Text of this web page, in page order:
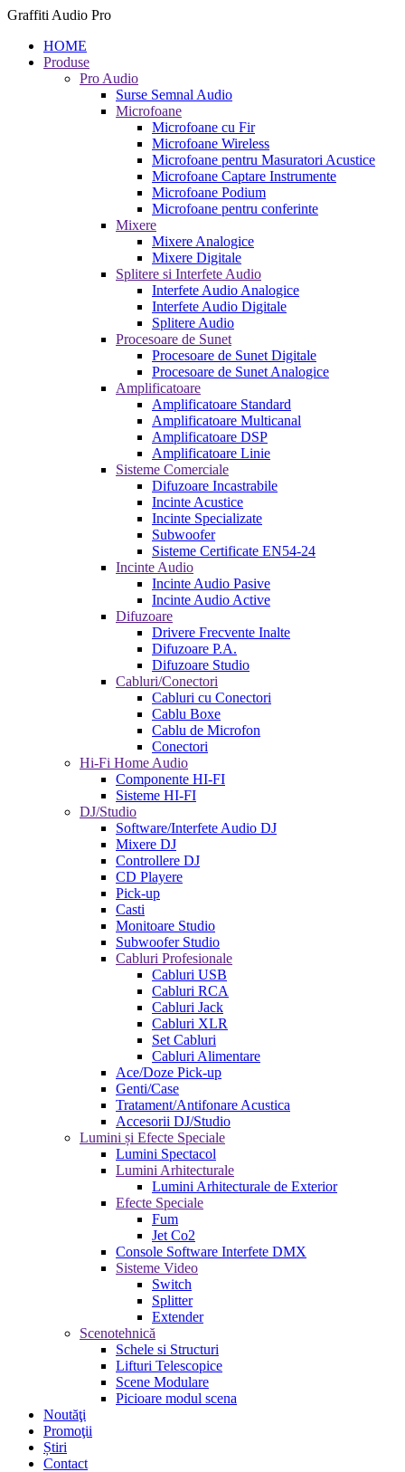
Graffiti Audio Pro
HOME
Produse
Pro Audio
Surse Semnal Audio
Microfoane
Microfoane cu Fir
Microfoane Wireless
Microfoane pentru Masuratori Acustice
Microfoane Captare Instrumente
Microfoane Podium
Microfoane pentru conferinte
Mixere
Mixere Analogice
Mixere Digitale
Splitere si Interfete Audio
Interfete Audio Analogice
Interfete Audio Digitale
Splitere Audio
Procesoare de Sunet
Procesoare de Sunet Digitale
Procesoare de Sunet Analogice
Amplificatoare
Amplificatoare Standard
Amplificatoare Multicanal
Amplificatoare DSP
Amplificatoare Linie
Sisteme Comerciale
Difuzoare Incastrabile
Incinte Acustice
Incinte Specializate
Subwoofer
Sisteme Certificate EN54-24
Incinte Audio
Incinte Audio Pasive
Incinte Audio Active
Difuzoare
Drivere Frecvente Inalte
Difuzoare P.A.
Difuzoare Studio
Cabluri/Conectori
Cabluri cu Conectori
Cablu Boxe
Cablu de Microfon
Conectori
Hi-Fi Home Audio
Componente HI-FI
Sisteme HI-FI
DJ/Studio
Software/Interfete Audio DJ
Mixere DJ
Controllere DJ
CD Playere
Pick-up
Casti
Monitoare Studio
Subwoofer Studio
Cabluri Profesionale
Cabluri USB
Cabluri RCA
Cabluri Jack
Cabluri XLR
Set Cabluri
Cabluri Alimentare
Ace/Doze Pick-up
Genti/Case
Tratament/Antifonare Acustica
Accesorii DJ/Studio
Lumini și Efecte Speciale
Lumini Spectacol
Lumini Arhitecturale
Lumini Arhitecturale de Exterior
Efecte Speciale
Fum
Jet Co2
Console Software Interfete DMX
Sisteme Video
Switch
Splitter
Extender
Scenotehnică
Schele si Structuri
Lifturi Telescopice
Scene Modulare
Picioare modul scena
Noutăţi
Promoţii
Știri
Contact